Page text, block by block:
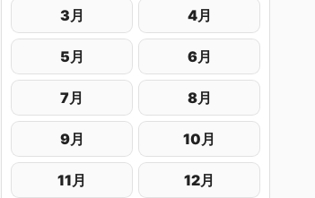
3月 4月
5月 6月
7月 8月
9月 10月
11月 12月